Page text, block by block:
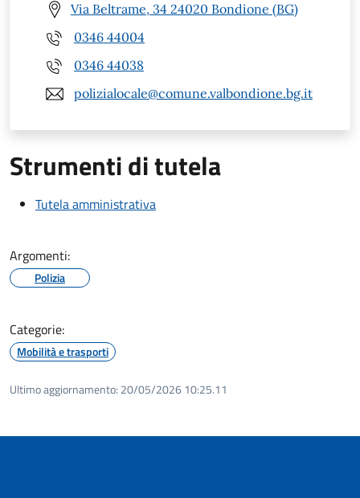
Via Beltrame, 34 24020 Bondione (BG)
0346 44004
0346 44038
polizialocale@comune.valbondione.bg.it
Strumenti di tutela
Tutela amministrativa
Argomenti:
Polizia
Categorie:
Mobilità e trasporti
Ultimo aggiornamento: 20/05/2026 10:25.11